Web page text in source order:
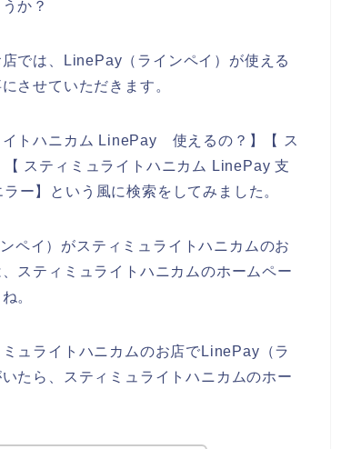
か？
では、LinePay（ラインペイ）が使える
させていただきます。
イトハニカム LinePay 使えるの？】【 ス
スティミュライトハニカム LinePay 支
ー】という風に検索をしてみました。
ペイ）がスティミュライトハニカムのお
スティミュライトハニカムのホームペー
。
ュライトハニカムのお店でLinePay（ラ
たら、スティミュライトハニカムのホー